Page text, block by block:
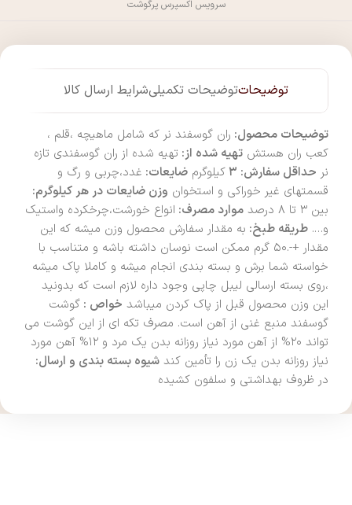
سرویس اکسپرس پرگوشت
توضیحاتتوضیحات تکمیلیشرایط ارسال کالا
توضیحات محصول: ران گوسفند نر که شامل ماهیچه ،قلم ،
کعب ران هستش تهیه شده از: تهیه شده از ران گوسفندی تازه
نر حداقل سفارش: ۳ کیلوگرم ضایعات: غدد،چربی و رگ و
قسمتهای غیر خوراکی و استخوان وزن ضایعات در هر کیلوگرم:
بین ۳ تا ۸ درصد
موارد مصرف: انواع خورشت،چرخکرده واستیک
و…. طریقه طبخ: به مقدار سفارش محصول وزن میشه که این
مقدار +-.۵۰ گرم ممکن است نوسان داشته باشه و متناسب با
خواسته شما برش و بسته بندی انجام میشه و کاملا پاک میشه
،روی بسته ارسالی لیبل چاپی وجود داره لازم است که بدونید
این وزن محصول قبل از پاک کردن میباشد خواص : گوشت
گوسفند منبع غنی از آهن است. مصرف تکه ای از این گوشت می
تواند ۲۰% از آهن مورد نیاز روزانه بدن یک مرد و ۱۲% آهن مورد
نیاز روزانه بدن یک زن را تأمین کند شیوه بسته بندی و ارسال:
در ظروف بهداشتی و سلفون کشیده